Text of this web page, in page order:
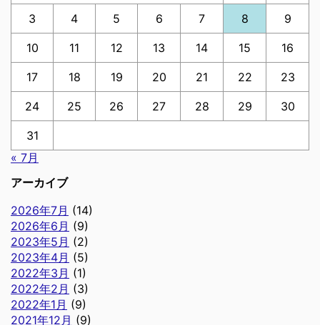
3 4 5 6 7 8 9
10 11 12 13 14 15 16
17 18 19 20 21 22 23
24 25 26 27 28 29 30
31
« 7月
アーカイブ
2026年7月 (14)
2026年6月 (9)
2023年5月 (2)
2023年4月 (5)
2022年3月 (1)
2022年2月 (3)
2022年1月 (9)
2021年12月 (9)